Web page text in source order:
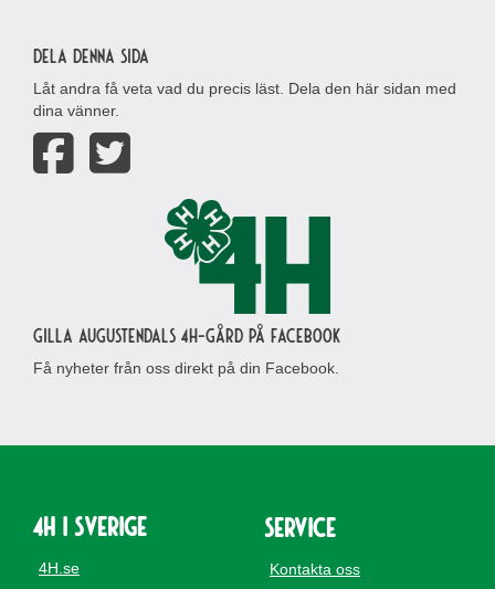
Dela denna sida
Låt andra få veta vad du precis läst. Dela den här sidan med
dina vänner.
Gilla Augustendals 4H-gård på Facebook
Få nyheter från oss direkt på din Facebook.
4H i Sverige
4H.se
Service
Kontakta oss